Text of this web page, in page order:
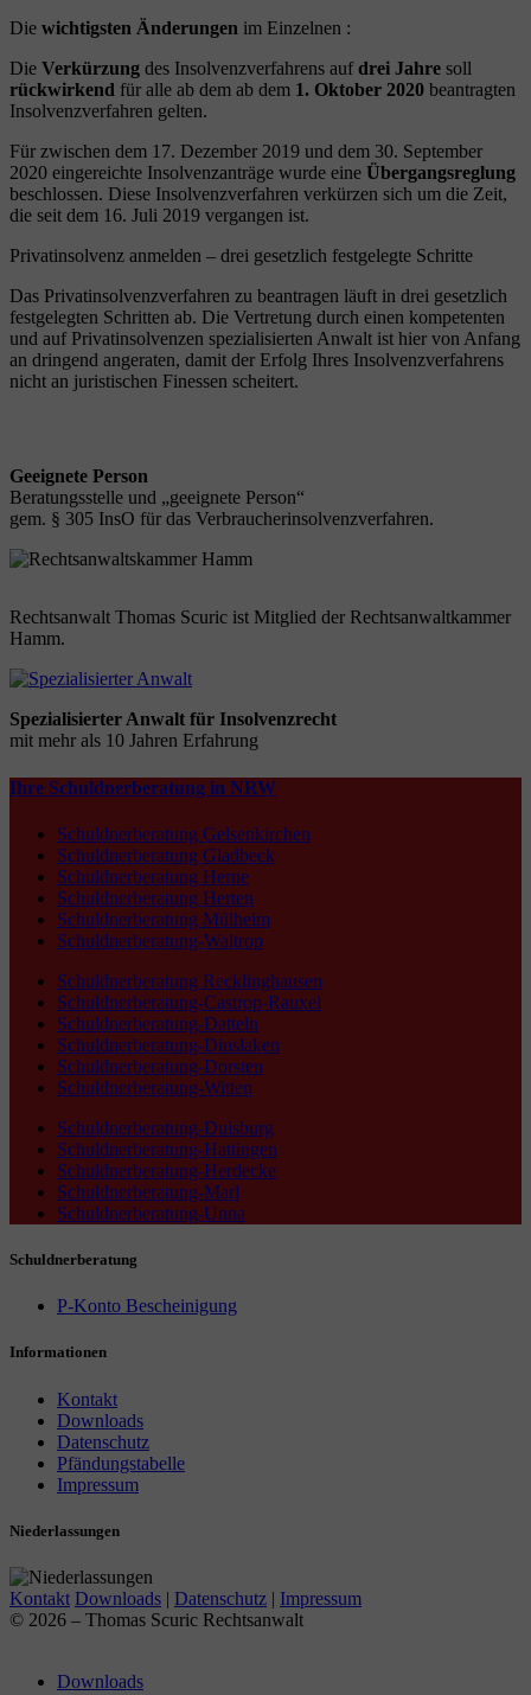
Die wichtigsten Änderungen im Einzelnen :
Die Verkürzung des Insolvenzverfahrens aufdrei Jahre soll
rückwirkend für alle ab dem ab dem 1. Oktober 2020 beantragten
Insolvenzverfahren gelten.
Für zwischen dem 17. Dezember 2019 und dem 30. September
2020 eingereichte Insolvenzanträge wurde eine Übergangsreglung
beschlossen. Diese Insolvenzverfahren verkürzen sich um die Zeit,
die seit dem 16. Juli 2019 vergangen ist.
Privatinsolvenz anmelden – drei gesetzlich festgelegte Schritte
Das Privatinsolvenzverfahren zu beantragen läuft in drei gesetzlich
festgelegten Schritten ab. Die Vertretung durch einen kompetenten
und auf Privatinsolvenzen spezialisierten Anwalt ist hier von Anfang
an dringend angeraten, damit der Erfolg Ihres Insolvenzverfahrens
nicht an juristischen Finessen scheitert.
Geeignete Person
Beratungsstelle und „geeignete Person“
gem. § 305 InsO für das Verbraucherinsolvenzverfahren.
Rechtsanwalt Thomas Scuric ist Mitglied der Rechtsanwaltkammer
Hamm.
Spezialisierter Anwalt für Insolvenzrecht
mit mehr als 10 Jahren Erfahrung
Ihre Schuldnerberatung in NRW
Schuldnerberatung Gelsenkirchen
Schuldnerberatung Gladbeck
Schuldnerberatung Herne
Schuldnerberatung Herten
Schuldnerberatung Mülheim
Schuldnerberatung-Waltrop
Schuldnerberatung Recklinghausen
Schuldnerberatung-Castrop-Rauxel
Schuldnerberatung-Datteln
Schuldnerberatung-Dinslaken
Schuldnerberatung-Dorsten
Schuldnerberatung-Witten
Schuldnerberatung-Duisburg
Schuldnerberatung-Hattingen
Schuldnerberatung-Herdecke
Schuldnerberatung-Marl
Schuldnerberatung-Unna
Schuldnerberatung
P-Konto Bescheinigung
Informationen
Kontakt
Downloads
Datenschutz
Pfändungstabelle
Impressum
Niederlassungen
Kontakt Downloads | Datenschutz | Impressum
© 2026 – Thomas Scuric Rechtsanwalt
Downloads